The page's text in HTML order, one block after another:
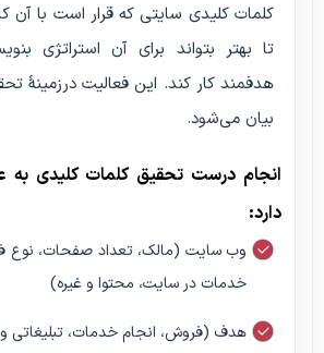
کلمات کلیدی سایتی که قرار است با آن
تا بهتر بتواند برای آن استراتژی
هدفمند کار کند. این فعالیت درزمینهٔ
بیان می‌شود.
انجام درست تحقیق کلمات کلیدی به
دارد:
وب سایت (مالک، تعداد صفحات، نوع
خدمات در سایت، محتوا و غیره)
هدف (فروش، انجام خدمات، تبلیغاتی